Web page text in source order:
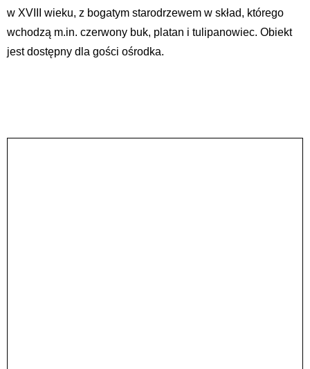
w XVIII wieku, z bogatym starodrzewem w skład, którego
wchodzą m.in. czerwony buk, platan i tulipanowiec. Obiekt
jest dostępny dla gości ośrodka.